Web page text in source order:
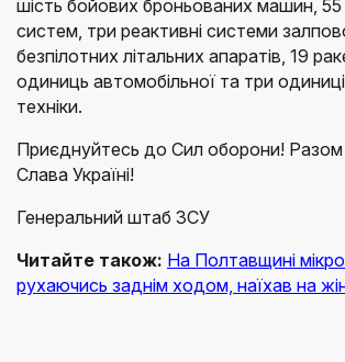
шість бойових броньованих машин, 55
систем, три реактивні системи
безпілотних літальних апаратів, 19
одиниць автомобільної та три
техніки.
Приєднуйтесь до Сил оборони!
Слава Україні!
Генеральний штаб ЗСУ
Читайте також: На Полтавщині
рухаючись заднім ходом, наїхав на